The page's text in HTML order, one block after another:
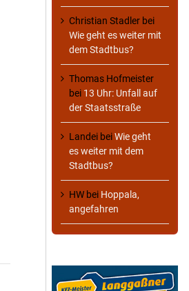
Christian Stadler bei
Wie geht es weiter mit
dem Stadtbus?
Thomas Hofmeister
bei 13 Uhr: Unfall auf
der Staatsstraße
Landei beiWie geht
es weiter mit dem
Stadtbus?
HW bei Hoppala,
angefahren